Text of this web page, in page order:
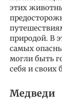
этих
природой. В
самых
могли быть
себя и своих
Медведи